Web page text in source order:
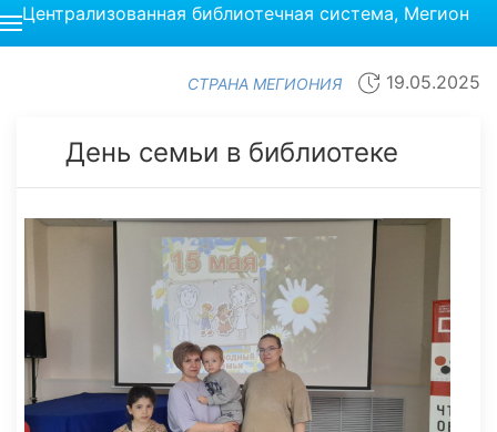
Централизованная библиотечная система, Мегион
СТРАНА МЕГИОНИЯ 19.05.2025
День семьи в библиотеке